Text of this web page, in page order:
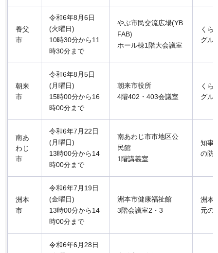
養父
市
令和6年8月6日
(火曜日)
10時30分から11
時30分まで
やぶ市民交流広場(YB
FAB)
ホール棟1階大会議室
くら
グル
朝来
市
令和6年8月5日
(月曜日)
15時00分から16
時00分まで
朝来市役所
4階402・403会議室
くら
グル
南あ
わじ
市
令和6年7月22日
(月曜日)
13時00分から14
時00分まで
南あわじ市市地区公
民館
1階講義室
知事
の防
洲本
市
令和6年7月19日
(金曜日)
13時00分から14
時00分まで
洲本市健康福祉館
3階会議室2・3
洲本
元の
令和6年6月28日